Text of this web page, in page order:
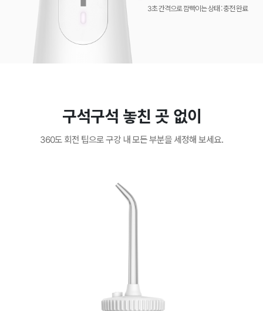
3초 간격으로 깜빡이는 상태 : 충전 완료
구석구석 놓친 곳 없이
360도 회전 팁으로 구강 내 모든 부분을 세정해 보세요.